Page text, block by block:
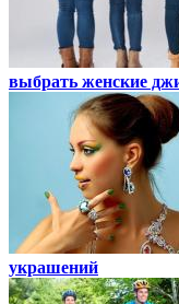
выбрать женские
украшений